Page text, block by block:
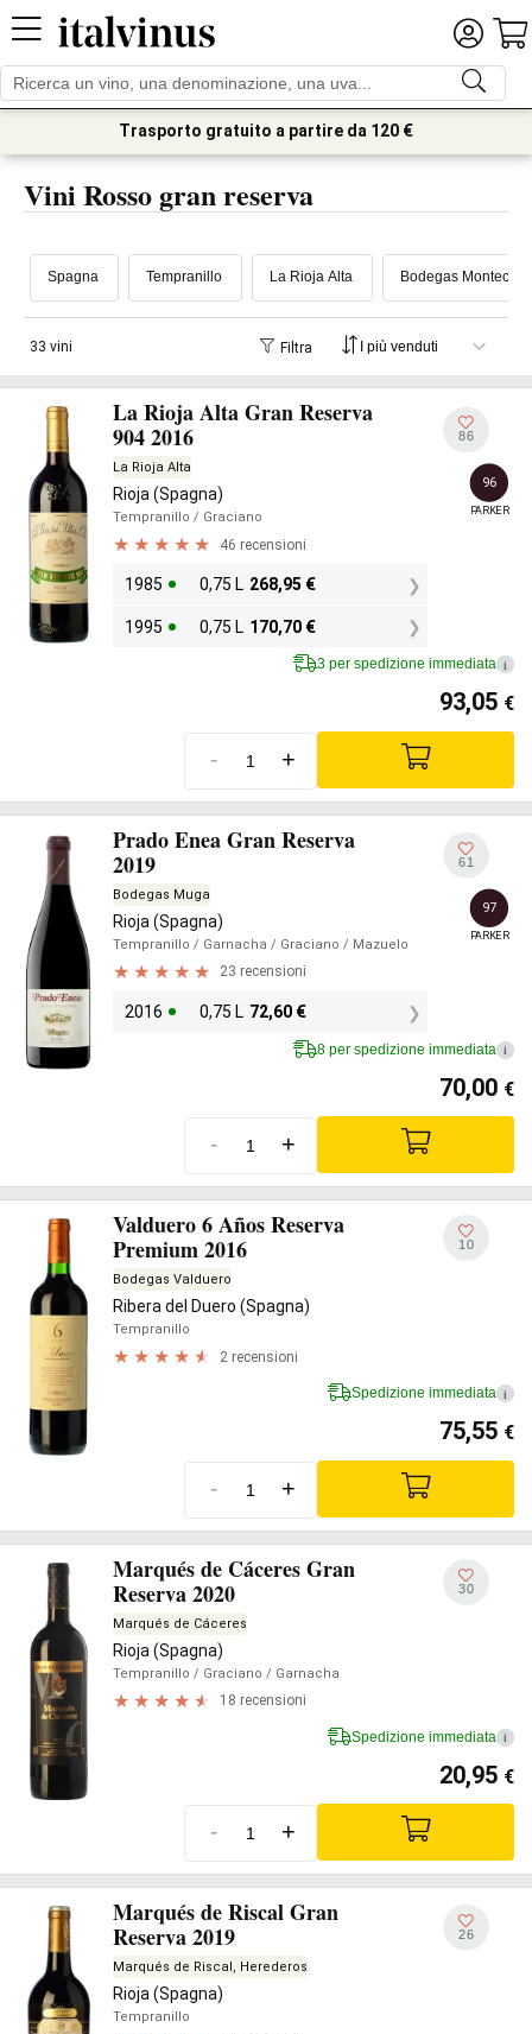
Trasporto gratuito a partire da 120 €
Vini Rosso gran reserva
Spagna Tempranillo La Rioja Alta Bodegas Montecillo
33 vini Filtra
La Rioja Alta Gran Reserva
904 2016
La Rioja Alta
Rioja (Spagna)
Tempranillo / Graciano
46 recensioni
1985 0,75 L 268,95 €
1995 0,75 L 170,70 €
86
96
PARKER
3 per spedizione immediata i
93,05 €
- +
Prado Enea Gran Reserva
2019
Bodegas Muga
Rioja (Spagna)
Tempranillo / Garnacha / Graciano / Mazuelo
23 recensioni
2016 0,75 L 72,60 €
61
97
PARKER
8 per spedizione immediata i
70,00 €
- +
Valduero 6 Años Reserva
Premium 2016
Bodegas Valduero
Ribera del Duero (Spagna)
Tempranillo
2 recensioni
10
Spedizione immediata i
75,55 €
- +
Marqués de Cáceres Gran
Reserva 2020
Marqués de Cáceres
Rioja (Spagna)
Tempranillo / Graciano / Garnacha
18 recensioni
30
Spedizione immediata i
20,95 €
- +
Marqués de Riscal Gran
Reserva 2019
Marqués de Riscal, Herederos
Rioja (Spagna)
Tempranillo
26